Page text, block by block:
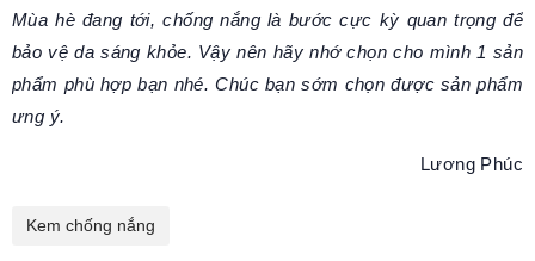
Mùa hè đang tới, chống nắng là bước cực kỳ quan trọng để
bảo vệ da sáng khỏe. Vậy nên hãy nhớ chọn cho mình 1 sản
phẩm phù hợp bạn nhé. Chúc bạn sớm chọn được sản phẩm
ưng ý.
Lương Phúc
Kem chống nắng